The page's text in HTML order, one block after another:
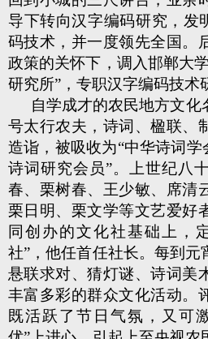
导下转向汉字编码研究，发
码技术，并一度领先全国。
政策的关怀下，调入邯郸大
研究所”，专职汉字编码技术
自学成才的农民地方文化
号太行农夫，诗词、楹联、
造诣，被吸收为“中华诗词学
诗词研究会员”。上世纪八
春、栗树春、王少敏、席清
栗日明、栗文学等文艺爱好
同创办的文化社基础上，
社”，他任首任社长。每到
悬联求对、猜灯谜、诗词美
丰富多彩的群众文化活动。
既活跃了节日气氛，又可